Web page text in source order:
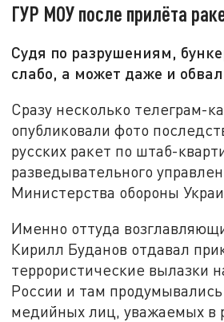
ГУР МОУ после прилёта
Судя по разрушениям,
слабо, а может даже и
Сразу несколько телеграм-
опубликовали фото
русских ракет по штаб-
разведывательного
Министерства обороны
Именно оттуда
Кирилл Буданов отдавал
террористические вылазки
России и там
медийных лиц, уважаемых в